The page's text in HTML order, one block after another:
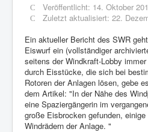
Veröffentlicht: 14. Oktober
Zuletzt aktualisiert: 22.
Ein aktueller Bericht des SWR
Eiswurf ein (vollständiger
seitens der Windkraft-Lobby
durch Eisstücke, die sich bei
Rotoren der Anlagen lösen, gebe
dem Artikel: "In der Nähe des
eine Spaziergängerin im
große Eisbrocken gefunden,
Windrädern der Anlage. "